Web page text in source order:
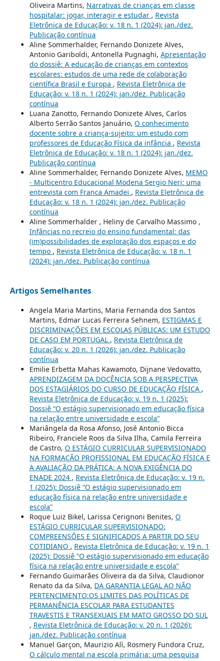
Oliveira Martins, Narrativas de crianças em classe
hospitalar: jogar, interagir e estudar , Revista
Eletrônica de Educação: v. 18 n. 1 (2024): jan./dez.
Publicação contínua
Aline Sommerhalder, Fernando Donizete Alves,
Antonio Gariboldi, Antonella Pugnaghi, Apresentação
do dossiê: A educação de crianças em contextos
escolares: estudos de uma rede de colaboração
científica Brasil e Europa , Revista Eletrônica de
Educação: v. 18 n. 1 (2024): jan./dez. Publicação
contínua
Luana Zanotto, Fernando Donizete Alves, Carlos
Alberto Serrão Santos Januário, O conhecimento
docente sobre a criança-sujeito: um estudo com
professores de Educação Física da infância , Revista
Eletrônica de Educação: v. 18 n. 1 (2024): jan./dez.
Publicação contínua
Aline Sommerhalder, Fernando Donizete Alves, MEMO
- Multicentro Educacional Modena Sergio Neri: uma
entrevista com Franca Amadei , Revista Eletrônica de
Educação: v. 18 n. 1 (2024): jan./dez. Publicação
contínua
Aline Sommerhalder , Heliny de Carvalho Massimo ,
Infâncias no recreio do ensino fundamental: das
(im)possibilidades de exploração dos espaços e do
tempo , Revista Eletrônica de Educação: v. 18 n. 1
(2024): jan./dez. Publicação contínua
Artigos Semelhantes
Angela Maria Martins, Maria Fernanda dos Santos
Martins, Edmar Lucas Ferreira Sehnem, ESTIGMAS E
DISCRIMINAÇÕES EM ESCOLAS PÚBLICAS: UM ESTUDO
DE CASO EM PORTUGAL , Revista Eletrônica de
Educação: v. 20 n. 1 (2026): jan./dez. Publicação
contínua
Emilie Erbetta Mahas Kawamoto, Dijnane Vedovatto,
APRENDIZAGEM DA DOCÊNCIA SOB A PERSPECTIVA
DOS ESTAGIÁRIOS DO CURSO DE EDUCAÇÃO FÍSICA ,
Revista Eletrônica de Educação: v. 19 n. 1 (2025):
Dossiê “O estágio supervisionado em educação física
na relação entre universidade e escola”
Mariângela da Rosa Afonso, José Antonio Bicca
Ribeiro, Franciele Roos da Silva Ilha, Camila Ferreira
de Castro, O ESTÁGIO CURRICULAR SUPERVISIONADO
NA FORMAÇÃO PROFISSIONAL EM EDUCAÇÃO FÍSICA E
A AVALIAÇÃO DA PRÁTICA: A NOVA EXIGÊNCIA DO
ENADE 2024 , Revista Eletrônica de Educação: v. 19 n.
1 (2025): Dossiê “O estágio supervisionado em
educação física na relação entre universidade e
escola”
Roque Luiz Bikel, Larissa Cerignoni Benites, O
ESTÁGIO CURRICULAR SUPERVISIONADO:
COMPREENSÕES E SIGNIFICADOS A PARTIR DO SEU
COTIDIANO , Revista Eletrônica de Educação: v. 19 n. 1
(2025): Dossiê “O estágio supervisionado em educação
física na relação entre universidade e escola”
Fernando Guimarães Oliveira da da Silva, Claudionor
Renato da da Silva, DA GARANTIA LEGAL AO NÃO
PERTENCIMENTO:OS LIMITES DAS POLÍTICAS DE
PERMANÊNCIA ESCOLAR PARA ESTUDANTES
TRAVESTIS E TRANSEXUAIS EM MATO GROSSO DO SUL
, Revista Eletrônica de Educação: v. 20 n. 1 (2026):
jan./dez. Publicação contínua
Manuel Garçon, Maurizio Alì, Rosmery Fundora Cruz,
O cálculo mental na escola primária: uma pesquisa